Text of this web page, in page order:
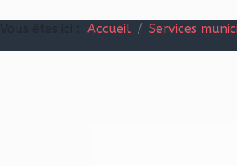
Accueil Services